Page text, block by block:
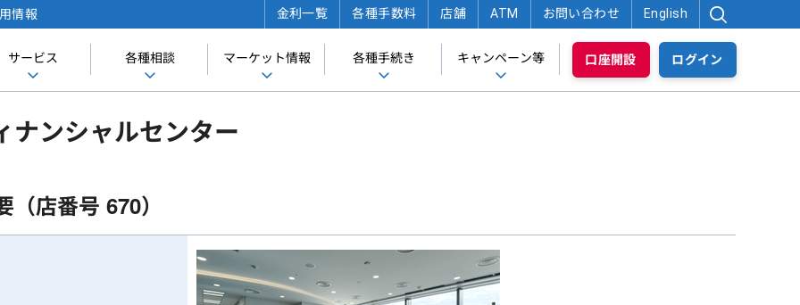
サービス 各種相談 マーケット情報 各種手続き キャンペーン等 口座開設 ログイン
情報 金利一覧 各種手数料 店舗 ATM お問い合わせ English
ナンシャルセンター
（店番号 670）